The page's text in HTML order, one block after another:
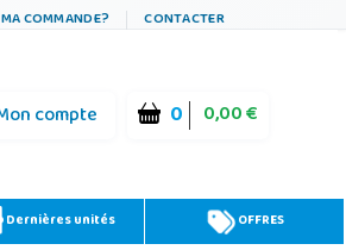
COMMANDE? CONTACTER
compte 0 0,00 €
Dernières unités OFFRES